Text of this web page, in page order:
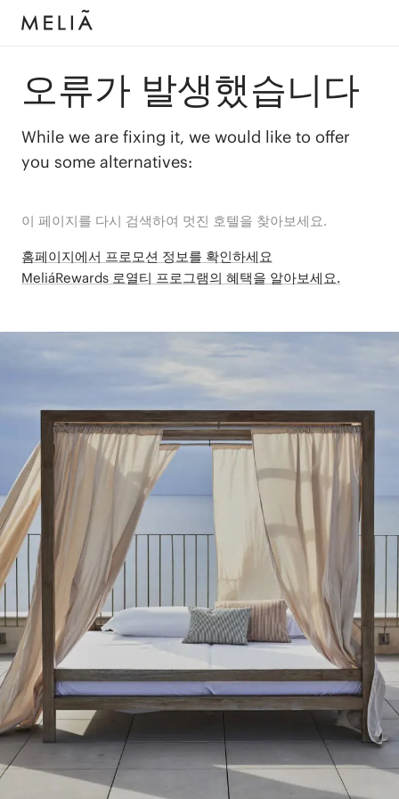
오류가 발생했습니다
While we are fixing it, we would like to offer
you some alternatives:
이 페이지를 다시 검색하여 멋진 호텔을 찾아보세요.
홈페이지에서 프로모션 정보를 확인하세요
MeliáRewards 로열티 프로그램의 혜택을 알아보세요.